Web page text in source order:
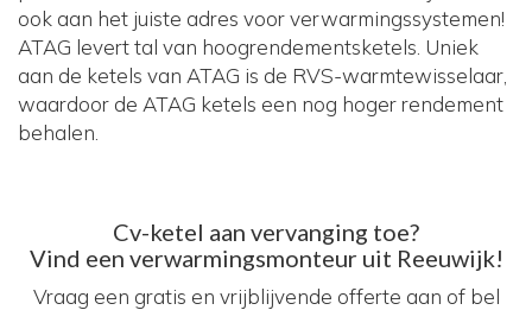
ook aan het juiste adres voor verwarmingssystemen!
ATAG levert tal van hoogrendementsketels. Uniek
aan de ketels van ATAG is de RVS-warmtewisselaar,
waardoor de ATAG ketels een nog hoger rendement
behalen.
Cv-ketel aan vervanging toe?
Vind een verwarmingsmonteur uit Reeuwijk!
Vraag een gratis en vrijblijvende offerte aan of bel